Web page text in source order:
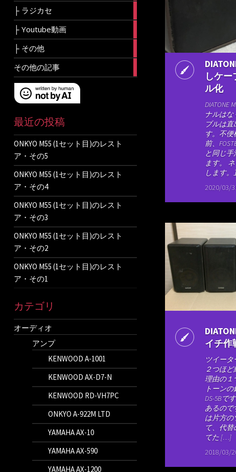
├ ラジカセ
├ Youtube動画
├ その他
その他の記事
最近の投稿
ONKYO M55 (1セット目)のレスト
ア・その5
ONKYO M55 (1セット目)のレスト
ア・その4
ONKYO M55 (1セット目)のレスト
ア・その3
ONKYO M55 (1セット目)のレスト
ア・その2
ONKYO M55 (1セット目)のレスト
ア・その1
カテゴリ
オーディオ
アンプ
KENWOOD A-1001
KENWOOD AX-D7-N
KENWOOD RD-VH7PC
ONKYO A-922M LTD
YAMAHA AX-10
YAMAHA AX-590
YAMAHA AX-1200
しケ
ル化
DIATONE
ナルは
ブルは
す。不
前、
と同じ手
ます。
します
2020/03/
イチ作
ツイー
２つほ
理由の１
トーン
DS-5Bで
あるので
は片方の
て、代替
てた […]
2018/03/